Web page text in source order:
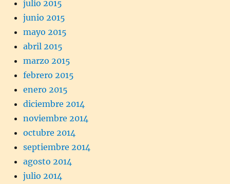
julio 2015
junio 2015
mayo 2015
abril 2015
marzo 2015
febrero 2015
enero 2015
diciembre 2014
noviembre 2014
octubre 2014
septiembre 2014
agosto 2014
julio 2014